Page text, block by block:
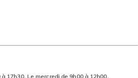
17h30. Le mercredi de 9h00 à 12h00.